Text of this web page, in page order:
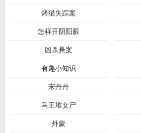
烤猫失踪案
怎样开阴阳眼
凶杀悬案
有趣小知识
宋丹丹
马王堆女尸
外蒙